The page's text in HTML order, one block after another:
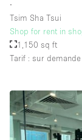
∙
Tsim Sha Tsui
Shop for rent in
1,150 sq ft
Tarif : sur demande